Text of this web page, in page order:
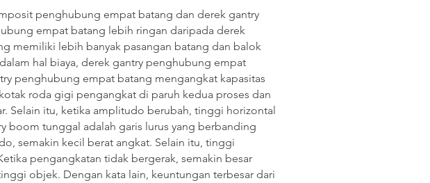
penghubung empat batang dan derek gantry
empat batang lebih ringan daripada derek
memiliki lebih banyak pasangan batang dan balok
hal biaya, derek gantry penghubung empat
penghubung empat batang mengangkat kapasitas
roda gigi pengangkat di paruh kedua proses dan
Selain itu, ketika amplitudo berubah, tinggi horizontal
boom tunggal adalah garis lurus yang berbanding
semakin kecil berat angkat. Selain itu, tinggi
pengangkatan tidak bergerak, semakin besar
objek. Dengan kata lain, keuntungan terbesar dari